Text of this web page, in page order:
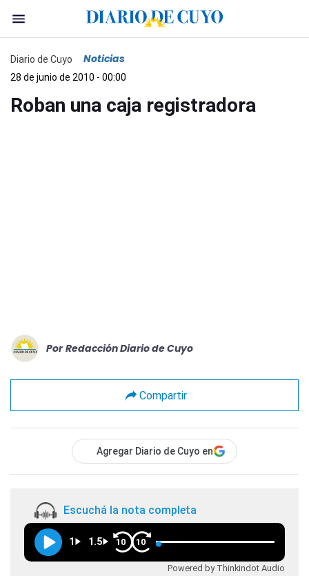
Diario de Cuyo Noticias
28 de junio de 2010 - 00:00
Roban una caja registradora
Por Redacción Diario de Cuyo
Compartir
Agregar Diario de Cuyo en
Escuchá la nota completa
1 1.5 10 10
Powered by Thinkindot Audio